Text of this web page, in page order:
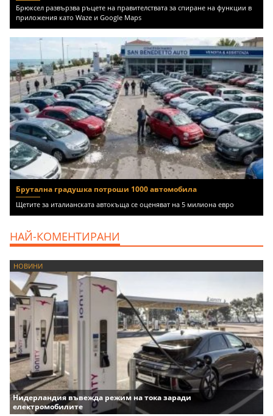
Брюксел развързва ръцете на правителствата за спиране на функции в
приложения като Waze и Google Maps
Брутална градушка потроши 1000 автомобила
Щетите за италианската автокъща се оценяват на 5 милиона евро
НАЙ-КОМЕНТИРАНИ
НОВИНИ
Нидерландия въвежда режим на тока заради
електромобилите